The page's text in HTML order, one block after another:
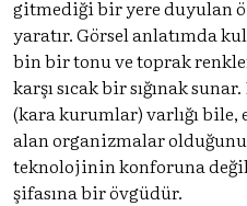
gitmediği bir yere duyulan
yaratır. Görsel anlatımda
bin bir tonu ve toprak
karşı sıcak bir sığınak
(kara kurumlar) varlığı bile,
alan organizmalar
teknolojinin konforuna
şifasına bir övgüdür.